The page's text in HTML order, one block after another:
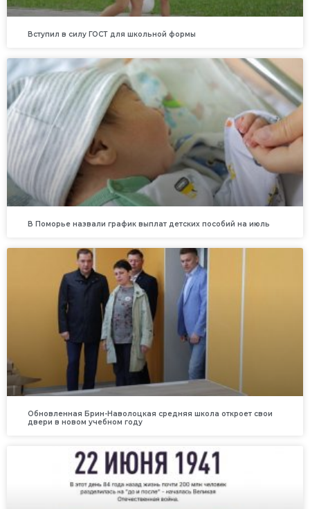
Вступил в силу ГОСТ для школьной формы
В Поморье назвали график выплат детских пособий на июль
Обновленная Брин-Наволоцкая средняя школа откроет свои
двери в новом учебном году